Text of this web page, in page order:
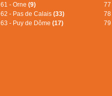
61 - Orne (9)
62 - Pas de Calais (33)
63 - Puy de Dôme (17)